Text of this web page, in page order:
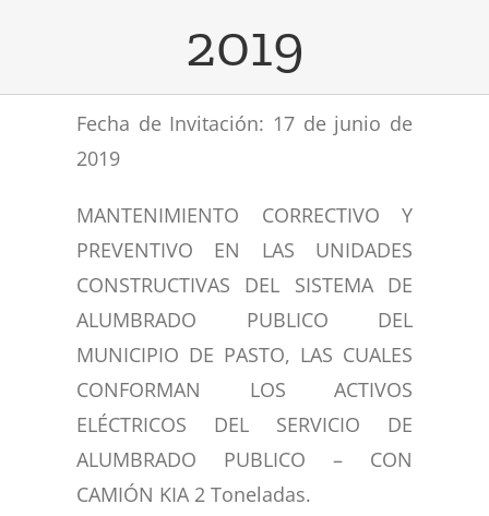
Objeto Social
Valores Corporativos
Smart City
Electrificación rural
Smart Vita
TRANSPARENCIA
Organigrama
MAPA DE LUCES
2019
Fecha de Invitación: 17 de junio de
2019
MANTENIMIENTO CORRECTIVO Y
PREVENTIVO EN LAS UNIDADES
CONSTRUCTIVAS DEL SISTEMA DE
ALUMBRADO PUBLICO DEL
MUNICIPIO DE PASTO, LAS CUALES
CONFORMAN LOS ACTIVOS
ELÉCTRICOS DEL SERVICIO DE
ALUMBRADO PUBLICO – CON
CAMIÓN KIA 2 Toneladas.